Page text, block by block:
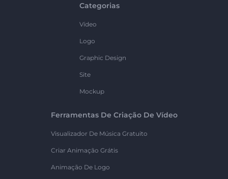
Categorias
Vídeo
Logo
Graphic Design
Site
Mockup
Ferramentas De Criação De Vídeo
Visualizador De Música Gratuito
Criar Animação Grátis
Animação De Logo